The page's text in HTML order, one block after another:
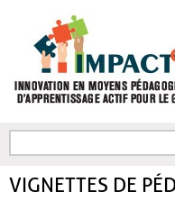
FORMULAIRE DE
VIGNETTES DE